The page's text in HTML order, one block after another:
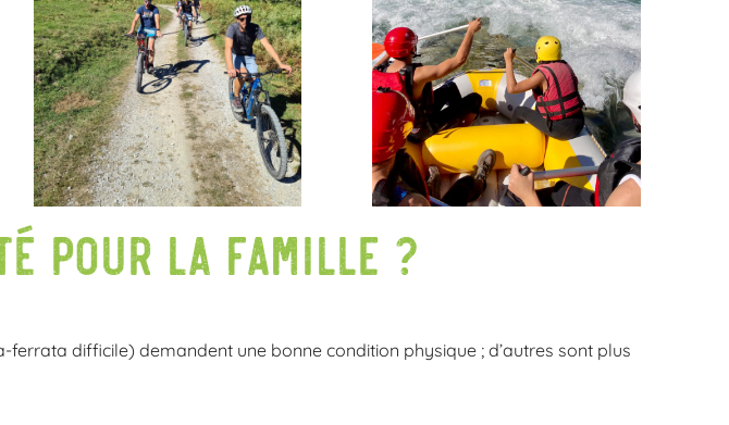
pour la famille ?
ferrata difficile) demandent une bonne condition physique ; d’autres sont plus